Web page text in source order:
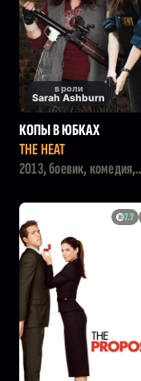
в роли
Sarah Ashburn
КОПЫ В ЮБКАХ
THE HEAT
2013, боевик, комедия,
7.7